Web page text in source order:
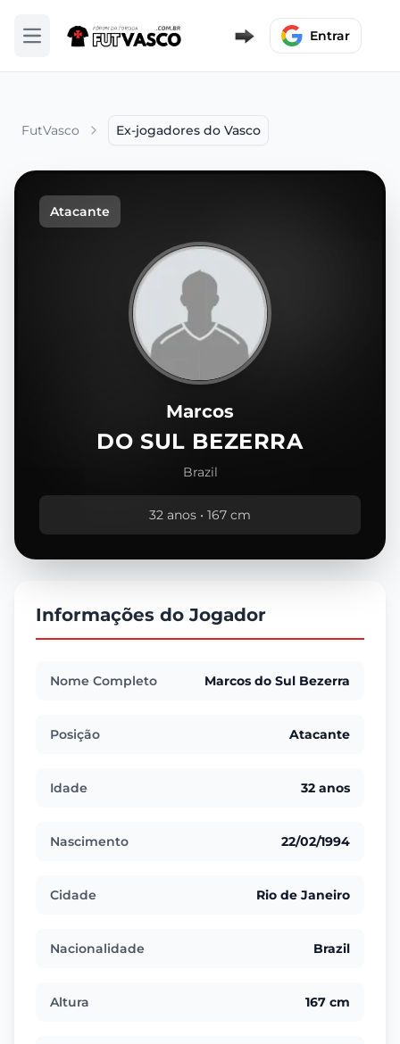
Abrir menu Entrar
FutVasco Ex-jogadores do Vasco
Atacante
Marcos
DO SUL BEZERRA
Brazil
32 anos • 167 cm
Informações do Jogador
Nome Completo Marcos do Sul Bezerra
Posição Atacante
Idade 32 anos
Nascimento 22/02/1994
Cidade Rio de Janeiro
Nacionalidade Brazil
Altura 167 cm